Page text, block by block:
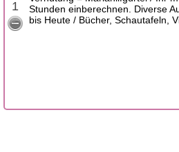
1
Stunden einberechnen. Diverse
bis Heute / Bücher, Schautafeln,